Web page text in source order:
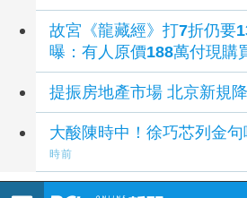
故宮《龍藏經》打7折仍
曝：有人原價188萬付現購
提振房地產市場
大酸陳時中！徐巧芯列金
時前